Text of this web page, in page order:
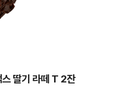
딸기 라떼 T 2잔